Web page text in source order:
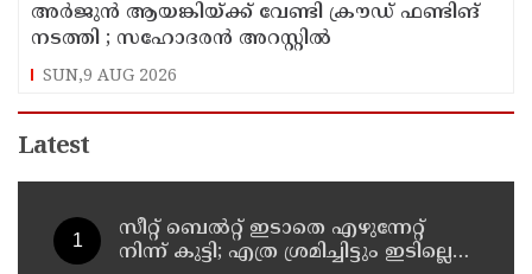
അര്‍ജുന്‍ ആയങ്കിയ്ക്ക് വേണ്ടി ക്രൗഡ് ഫണ്ടിങ്
നടത്തി ; സഹോദരന്‍ അറസ്റ്റില്‍
SUN,9 AUG 2026
Latest
സീറ്റ് ബെല്‍റ്റ് ഇടാതെ എഴുന്നേറ്റ്
നിന്ന് കുട്ടി; എത്ര ശ്രമിച്ചിട്ടും ഇടില്ലെന്ന്